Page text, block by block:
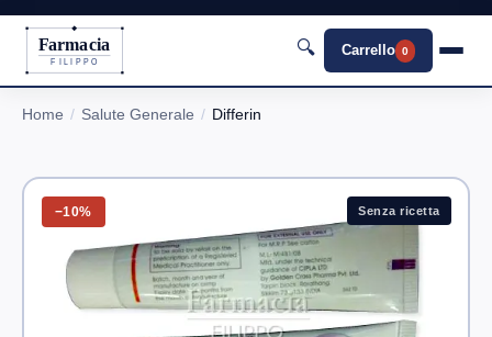
Farmacia
FILIPPO
🔍 Carrello 0
Home Salute Generale Differin
−10% Senza ricetta